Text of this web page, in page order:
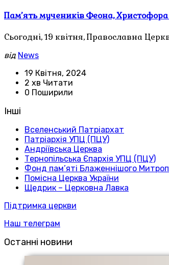
Пам’ять мучеників Феона, Христофора
Сьогодні, 19 квітня, Православна
від News
19 Квітня, 2024
2 хв Читати
0 Поширили
Інші
Вселенський Патріархат
Патріархія УПЦ (ПЦУ)
Андріївська Церква
Тернопільська Єпархія УПЦ (ПЦУ)
Фонд пам’яті Блаженнішого
Помісна Церква України
Щедрик – Церковна Лавка
Підтримка церкви
Наш телеграм
Останні новини